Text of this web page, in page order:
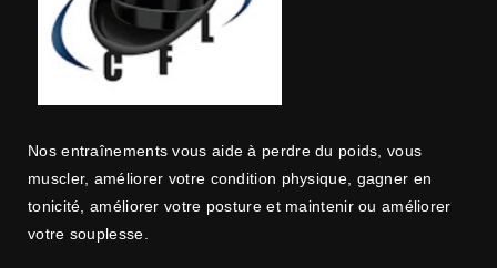
Nos entraînements vous aide à perdre du poids, vous
muscler, améliorer votre condition physique, gagner en
tonicité, améliorer votre posture et maintenir ou améliorer
votre souplesse.